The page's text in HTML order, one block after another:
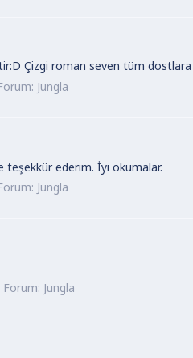
Çizgi roman seven tüm
Jungla
teşekkür ederim. İyi okumalar.
Jungla
Forum: Jungla